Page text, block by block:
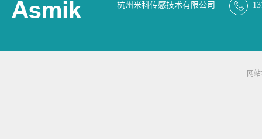
杭州米科传感技术有限公司
网